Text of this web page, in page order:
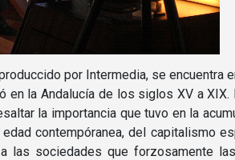
por Intermedia, se encuentra en
la Andalucía de los siglos XV a
la importancia que tuvo en la
contempóranea, del capitalismo
las sociedades que forzosamente